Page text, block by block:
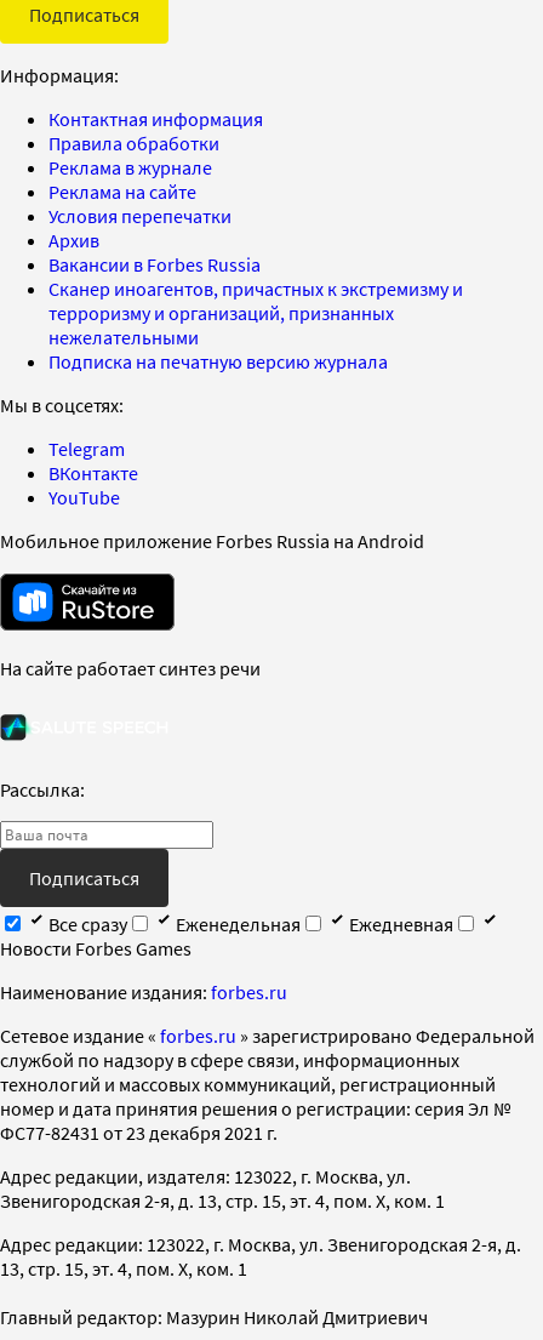
Подписаться
Информация:
Контактная информация
Правила обработки
Реклама в журнале
Реклама на сайте
Условия перепечатки
Архив
Вакансии в Forbes Russia
Сканер иноагентов, причастных к экстремизму и
терроризму и организаций, признанных
нежелательными
Подписка на печатную версию журнала
Мы в соцсетях:
Telegram
ВКонтакте
YouTube
Мобильное приложение Forbes Russia на Android
На сайте работает синтез речи
Рассылка:
Подписаться
Все сразу
Еженедельная
Ежедневная
Новости Forbes Games
Наименование издания: forbes.ru
Cетевое издание « forbes.ru » зарегистрировано Федеральной
службой по надзору в сфере связи, информационных
технологий и массовых коммуникаций, регистрационный
номер и дата принятия решения о регистрации: серия Эл №
ФС77-82431 от 23 декабря 2021 г.
Адрес редакции, издателя: 123022, г. Москва, ул.
Звенигородская 2-я, д. 13, стр. 15, эт. 4, пом. X, ком. 1
Адрес редакции: 123022, г. Москва, ул. Звенигородская 2-я, д.
13, стр. 15, эт. 4, пом. X, ком. 1
Главный редактор: Мазурин Николай Дмитриевич